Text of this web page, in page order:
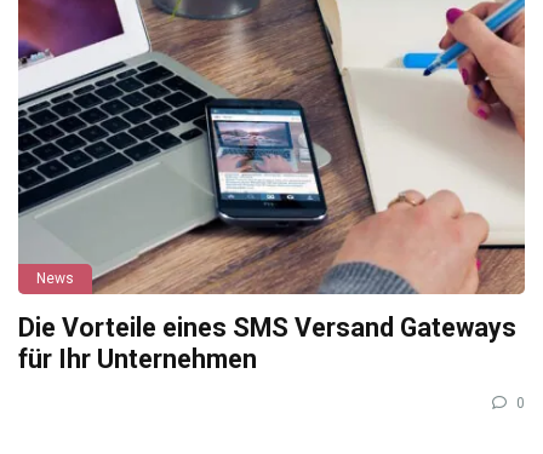
News
Die Vorteile eines SMS Versand Gateways
für Ihr Unternehmen
0